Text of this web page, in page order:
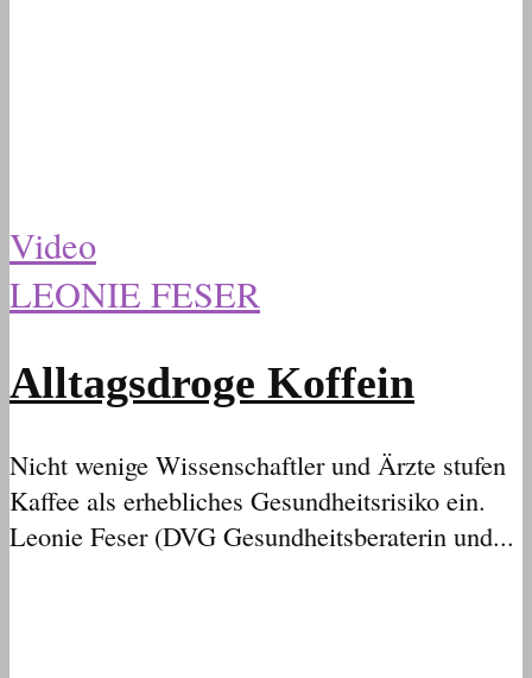
Video
LEONIE FESER
Alltagsdroge Koffein
Nicht wenige Wissenschaftler und Ärzte stufen
Kaffee als erhebliches Gesundheitsrisiko ein.
Leonie Feser (DVG Gesundheitsberaterin und...